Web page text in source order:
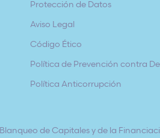
Protección de Datos
Aviso Legal
Código Ético
Política de Prevención contra
Política Anticorrupción
de Capitales y de la